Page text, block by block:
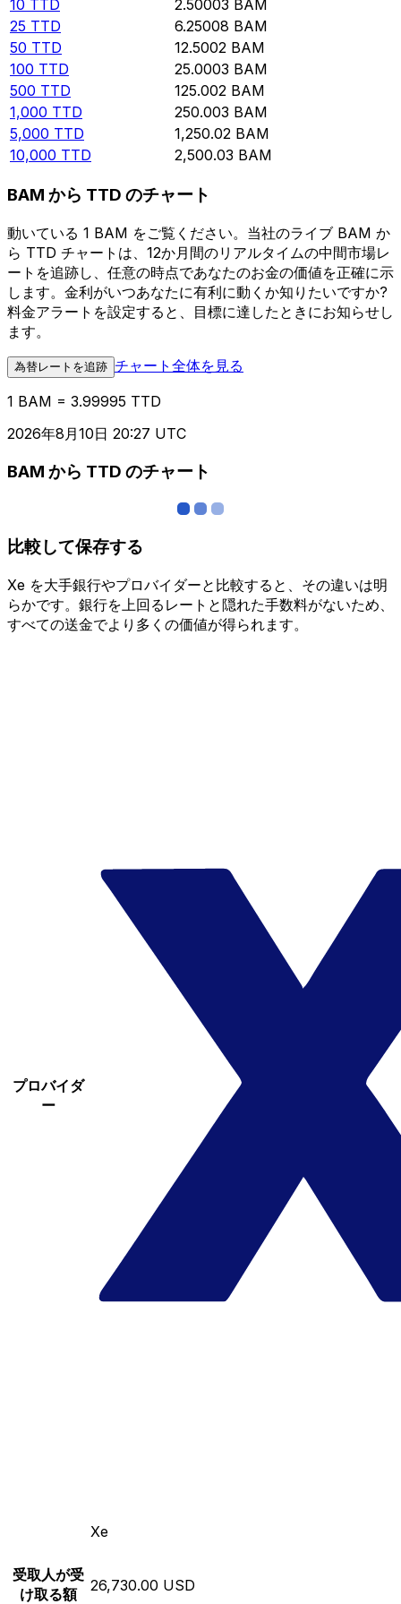
10 TTD 2.50003 BAM
25 TTD 6.25008 BAM
50 TTD 12.5002 BAM
100 TTD 25.0003 BAM
500 TTD 125.002 BAM
1,000 TTD 250.003 BAM
5,000 TTD 1,250.02 BAM
10,000 TTD 2,500.03 BAM
BAM から TTD のチャート
動いている 1 BAM をご覧ください。当社のライブ BAM か
ら TTD チャートは、12か月間のリアルタイムの中間市場レ
ートを追跡し、任意の時点であなたのお金の価値を正確に示
します。金利がいつあなたに有利に動くか知りたいですか?
料金アラートを設定すると、目標に達したときにお知らせし
ます。
為替レートを追跡 チャート全体を見る
1 BAM = 3.99995 TTD
2026年8月10日 20:27 UTC
BAM から TTD のチャート
比較して保存する
Xe を大手銀行やプロバイダーと比較すると、その違いは明
らかです。銀行を上回るレートと隠れた手数料がないため、
すべての送金でより多くの価値が得られます。
プロバイダ
ー
Xe
受取人が受
け取る額
26,730.00 USD